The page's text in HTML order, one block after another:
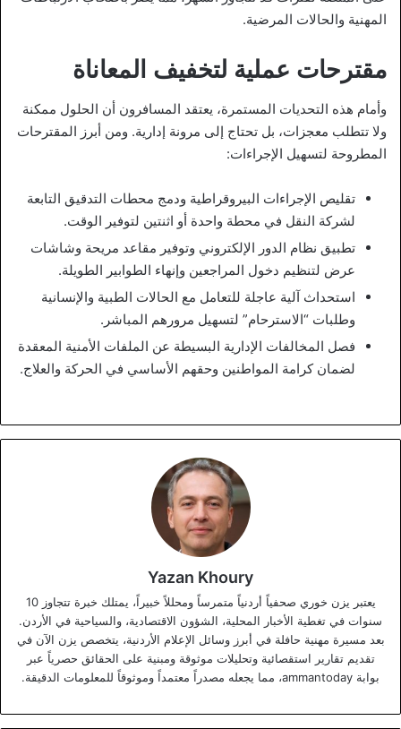
المهنية والحالات المرضية.
مقترحات عملية لتخفيف المعاناة
وأمام هذه التحديات المستمرة، يعتقد المسافرون أن الحلول ممكنة
ولا تتطلب معجزات، بل تحتاج إلى مرونة إدارية. ومن أبرز المقترحات
المطروحة لتسهيل الإجراءات:
تقليص الإجراءات البيروقراطية ودمج محطات التدقيق التابعة
لشركة النقل في محطة واحدة أو اثنتين لتوفير الوقت.
تطبيق نظام الدور الإلكتروني وتوفير مقاعد مريحة وشاشات
عرض لتنظيم دخول المراجعين وإنهاء الطوابير الطويلة.
استحداث آلية عاجلة للتعامل مع الحالات الطبية والإنسانية
وطلبات “الاسترحام” لتسهيل مرورهم المباشر.
فصل المخالفات الإدارية البسيطة عن الملفات الأمنية المعقدة
لضمان كرامة المواطنين وحقهم الأساسي في الحركة والعلاج.
Yazan Khoury
يعتبر يزن خوري صحفياً أردنياً متمرساً ومحللاً خبيراً، يمتلك خبرة تتجاوز 10
سنوات في تغطية الأخبار المحلية، الشؤون الاقتصادية، والسياحية في الأردن.
بعد مسيرة مهنية حافلة في أبرز وسائل الإعلام الأردنية، يتخصص يزن الآن في
تقديم تقارير استقصائية وتحليلات موثوقة ومبنية على الحقائق حصرياً عبر
بوابة ammantoday، مما يجعله مصدراً معتمداً وموثوقاً للمعلومات الدقيقة.